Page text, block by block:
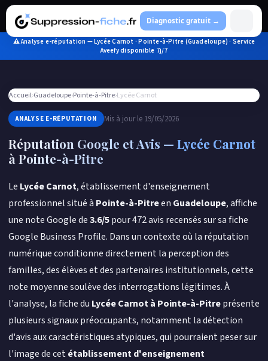
Diagnostic gratuit →
Aller
contenu
⚠ Analyse e-réputation — Lycée Carnot · Pointe-à-Pitre (Guadeloupe) · Service
Aveefy disponible 7j/7
Accueil›Guadeloupe›Pointe-à-Pitre›Lycée Carnot
ANALYSE E-RÉPUTATION Mis à jour le 19/05/2026
Réputation Google et Avis — Lycée Carnot
à Pointe-à-Pitre
Le Lycée Carnot, établissement d'enseignement
professionnel situé à Pointe-à-Pitreen Guadeloupe, affiche
une note Google de3.6/5pour 472 avis recensés sur sa fiche
Google Business Profile. Dans un contexte où la réputation
numérique conditionne directement la perception des
familles, des élèves et des partenaires institutionnels, cette
note moyenne soulève des interrogations légitimes. À
l'analyse, la fiche du Lycée Carnot à Pointe-à-Pitreprésente
plusieurs signaux préoccupants, notamment la détection
d'avis aux caractéristiques atypiques, qui pourraient peser sur
l'image de cetétablissement d'enseignement